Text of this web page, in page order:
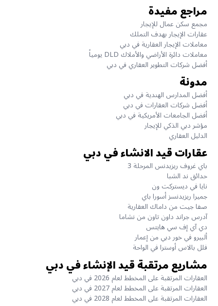
مراجع مفيدة
مجمع سكن عمال للإيجار
عقارات الإيجار بهدف التملك
معاملات الإيجار العقارية في دبي
معاملات دائرة الأراضي والأملاك DLD يومياً
أفضل شركات التطوير العقاري في دبي
مدونة
أفضل المدارس الهندية في دبي
أفضل شركات العقارات في دبي
أفضل الجامعات الأمريكية في دبي
مؤشر دبي الذكي للإيجار
الدليل العقاري
عقارات قيد الانشاء في دبي
باي غروف ريزيدنس المرحلة 3
حدائق ند الشبا
نايا في ديستركت ون
جميرا ريزيدنسز أسورا باي
صفا جيت من داماك العقارية
آدرس جراند داون تاون من نشاما
دي آي إف سي هايتس
ألبيرو في خور دبي من إعمار
فلل بالاس أوسترا في الواحة
مشاريع مرتقبة قيد الإنشاء في دبي
العقارات المرتقبة على المخطط لعام 2026 في دبي
العقارات المرتقبة على المخطط لعام 2027 في دبي
العقارات المرتقبة على المخطط لعام 2028 في دبي